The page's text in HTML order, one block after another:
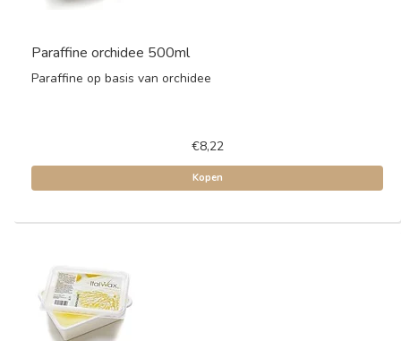
Paraffine orchidee 500ml
Paraffine op basis van orchidee
€8,22
Kopen